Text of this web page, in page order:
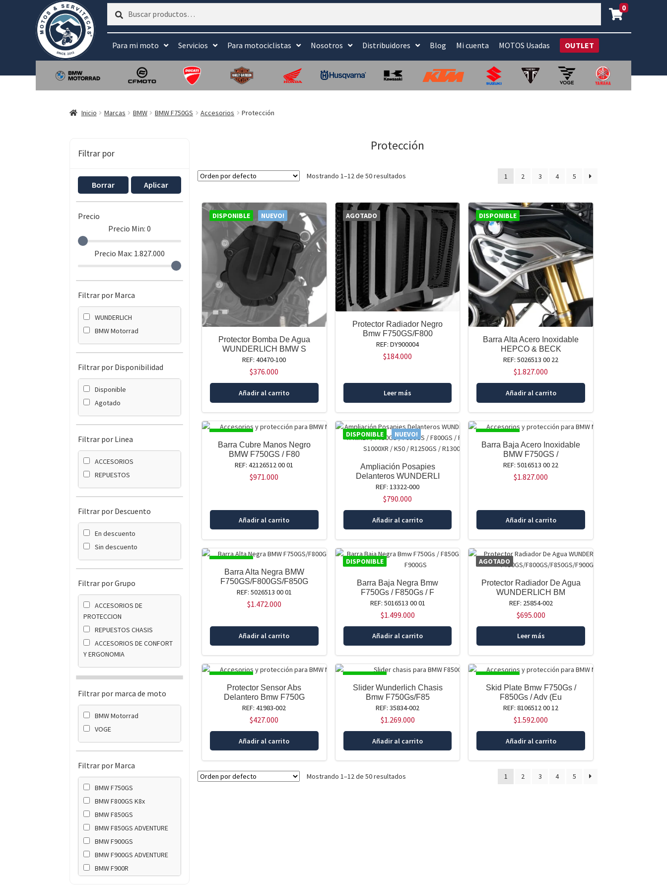
Buscar
Buscar 0
Para mi moto Servicios Para motociclistas Nosotros Distribuidores Blog Mi cuenta MOTOS Usadas OUTLET
Inicio Marcas BMW BMW F750GS Accesorios Protección
Filtrar por
Borrar Aplicar
Precio
Precio Min:0
Precio Max: 1.827.000
Filtrar por Marca
WUNDERLICH
BMW Motorrad
Filtrar por Disponibilidad
Disponible
Agotado
Filtrar por Linea
ACCESORIOS
REPUESTOS
Filtrar por Descuento
En descuento
Sin descuento
Filtrar por Grupo
ACCESORIOS DE
PROTECCION
REPUESTOS CHASIS
ACCESORIOS DE CONFORT
Y ERGONOMIA
Filtrar por marca de moto
BMW Motorrad
VOGE
Filtrar por Marca
BMW F750GS
BMW F800GS K8x
BMW F850GS
BMW F850GS ADVENTURE
BMW F900GS
BMW F900GS ADVENTURE
BMW F900R
Protección
Mostrando 1–12 de 50 resultados 1 2 3 4 5
DISPONIBLE NUEVO!
Protector Bomba De Agua
WUNDERLICH BMW S
REF: 40470-100
$376.000
Añadir al carrito
AGOTADO
Protector Radiador Negro
Bmw F750GS/F800
REF: DY900004
$184.000
Leer más
DISPONIBLE
Barra Alta Acero Inoxidable
HEPCO & BECK
REF: 5026513 00 22
$1.827.000
Añadir al carrito
DISPONIBLE
Barra Cubre Manos Negro
BMW F750GS / F80
REF: 42126512 00 01
$971.000
Añadir al carrito
DISPONIBLE NUEVO!
Ampliación Posapies
Delanteros WUNDERLI
REF: 13322-000
$790.000
Añadir al carrito
DISPONIBLE
Barra Baja Acero Inoxidable
BMW F750GS /
REF: 5016513 00 22
$1.827.000
Añadir al carrito
DISPONIBLE
Barra Alta Negra BMW
F750GS/F800GS/F850G
REF: 5026513 00 01
$1.472.000
Añadir al carrito
DISPONIBLE
Barra Baja Negra Bmw
F750Gs / F850Gs / F
REF: 5016513 00 01
$1.499.000
Añadir al carrito
AGOTADO
Protector Radiador De Agua
WUNDERLICH BM
REF: 25854-002
$695.000
Leer más
DISPONIBLE
Protector Sensor Abs
Delantero Bmw F750G
REF: 41983-002
$427.000
Añadir al carrito
DISPONIBLE
Slider Wunderlich Chasis
Bmw F750Gs/F85
REF: 35834-002
$1.269.000
Añadir al carrito
DISPONIBLE
Skid Plate Bmw F750Gs /
F850Gs / Adv (Eu
REF: 8106512 00 12
$1.592.000
Añadir al carrito
Mostrando 1–12 de 50 resultados 1 2 3 4 5